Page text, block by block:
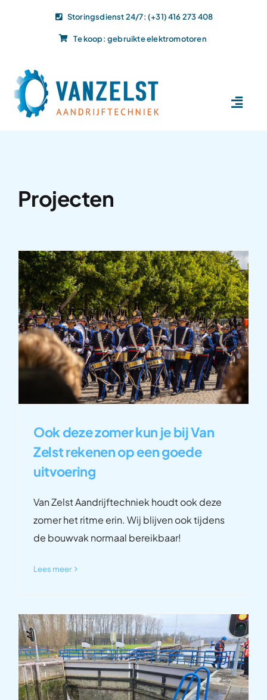
Storingsdienst 24/7: (+31) 416 273 408
Te koop: gebruikte elektromotoren
Vacatures
Projecten
Over ons
Contact
Projecten
Ook deze zomer kun je bij Van
Zelst rekenen op een goede
uitvoering
Van Zelst Aandrijftechniek houdt ook deze
zomer het ritme erin. Wij blijven ook tijdens
de bouwvak normaal bereikbaar!
Lees meer